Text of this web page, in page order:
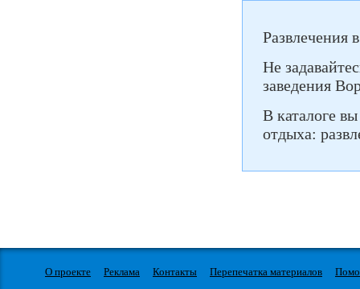
Развлечения
Не
заведения
В каталоге
отдыха:
О проекте Реклама Контакты Перепечатка материалов